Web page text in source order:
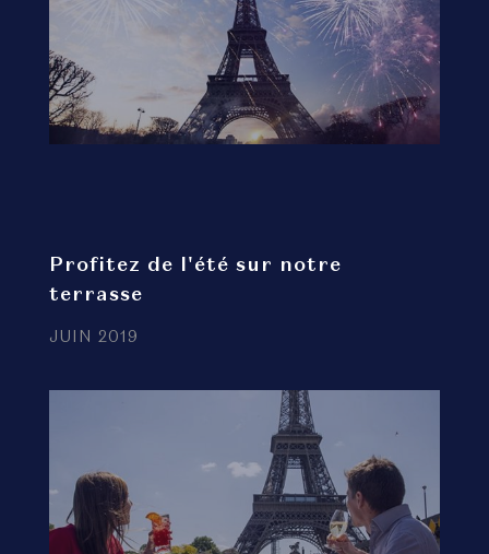
Profitez de l'été sur notre
terrasse
JUIN 2019